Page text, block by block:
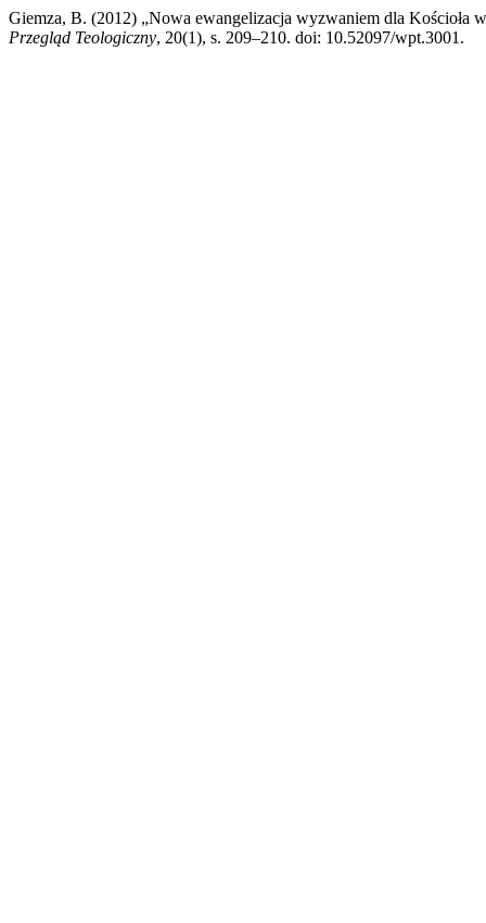
Giemza, B. (2012) „Nowa ewangelizacja wyzwaniem dla
Przegląd Teologiczny, 20(1), s. 209–210. doi: 10.52097/wpt.3001.